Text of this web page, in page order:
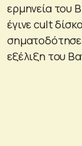
ερμηνεία του
έγινε cult
σηματοδότησε
εξέλιξη του